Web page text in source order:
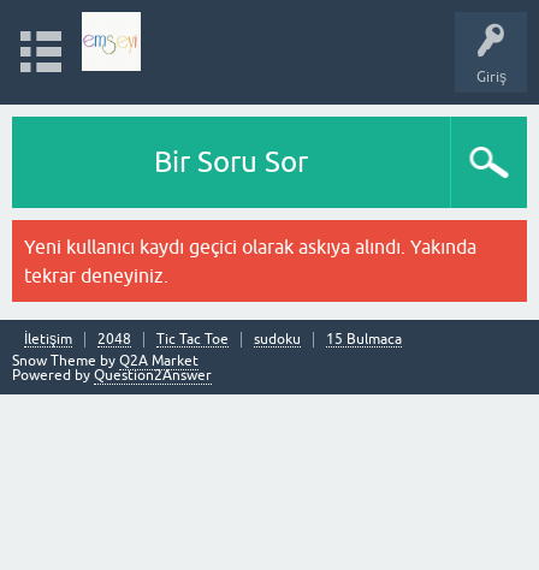
Giriş
Bir Soru Sor
Yeni kullanıcı kaydı geçici olarak askıya alındı. Yakında
tekrar deneyiniz.
İletişim 2048 Tic Tac Toe sudoku
15 Bulmaca
Snow Theme by Q2A Market
Powered by Question2Answer